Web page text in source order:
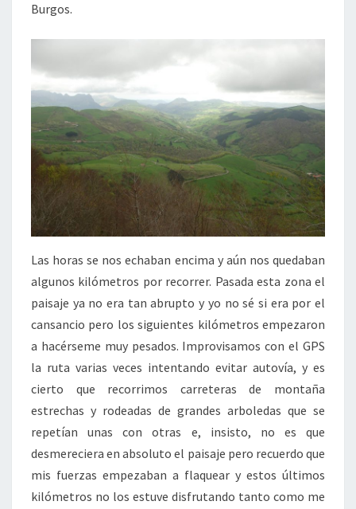
Burgos.
Las horas se nos echaban encima y aún nos quedaban
algunos kilómetros por recorrer. Pasada esta zona el
paisaje ya no era tan abrupto y yo no sé si era por el
cansancio pero los siguientes kilómetros empezaron
a hacérseme muy pesados. Improvisamos con el GPS
la ruta varias veces intentando evitar autovía, y es
cierto que recorrimos carreteras de montaña
estrechas y rodeadas de grandes arboledas que se
repetían unas con otras e, insisto, no es que
desmereciera en absoluto el paisaje pero recuerdo que
mis fuerzas empezaban a flaquear y estos últimos
kilómetros no los estuve disfrutando tanto como me